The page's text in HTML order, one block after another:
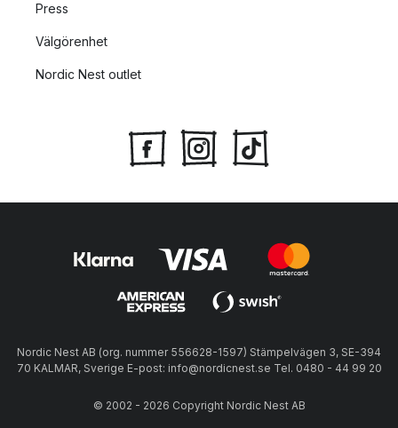
Press
Välgörenhet
Nordic Nest outlet
Nordic Nest AB (org. nummer 556628-1597) Stämpelvägen 3, SE-394
70 KALMAR, Sverige E-post: info@nordicnest.se Tel. 0480 - 44 99 20
© 2002 - 2026 Copyright Nordic Nest AB